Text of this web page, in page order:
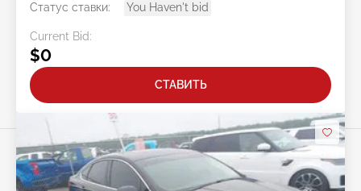
Статус ставки:
You Haven't bid
Current Bid:
$0
СТАВИТЬ